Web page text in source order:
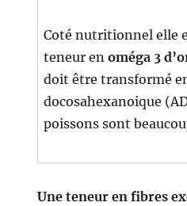
Coté nutritionnel elle
teneur en oméga 3
doit être transformé
docosahexanoique
poissons sont
Une teneur en fibres